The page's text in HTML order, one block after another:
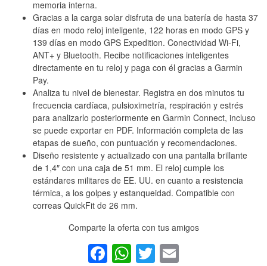
memoria interna.
Gracias a la carga solar disfruta de una batería de hasta 37
días en modo reloj inteligente, 122 horas en modo GPS y
139 días en modo GPS Expedition. Conectividad Wi-Fi,
ANT+ y Bluetooth. Recibe notificaciones inteligentes
directamente en tu reloj y paga con él gracias a Garmin
Pay.
Analiza tu nivel de bienestar. Registra en dos minutos tu
frecuencia cardíaca, pulsioximetría, respiración y estrés
para analizarlo posteriormente en Garmin Connect, incluso
se puede exportar en PDF. Información completa de las
etapas de sueño, con puntuación y recomendaciones.
Diseño resistente y actualizado con una pantalla brillante
de 1,4″ con una caja de 51 mm. El reloj cumple los
estándares militares de EE. UU. en cuanto a resistencia
térmica, a los golpes y estanqueidad. Compatible con
correas QuickFit de 26 mm.
Comparte la oferta con tus amigos
Facebook
WhatsApp
Twitter